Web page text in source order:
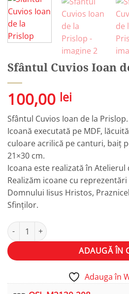
Sfântul Cuvios Ioan
100,00 lei
Sfântul Cuvios Ioan de la Prislop.
Icoană executată pe MDF,
culoare acrilică pe canturi, baiț
21×30 cm.
Icoana este realizată în Atelierul
Realizăm icoane cu
Domnului Iisus Hristos,
Sfinților.
Cantitate Sfântul Cuvios Ioan de la
ADAUGĂ ÎN
Alternative:
Adauga în